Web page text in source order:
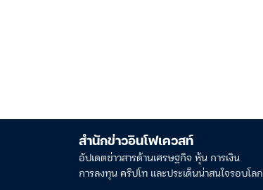
สำนักข่าวอินโฟเควสท์
อัปเดตข่าวสารด้านเศรษฐกิจ หุ้น การเงิน
การลงทุน คริปโท และประเด็นน่าสนใจรอบโลก